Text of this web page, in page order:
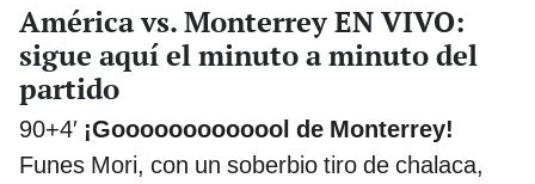
América vs. Monterrey EN VIVO:
sigue aquí el minuto a minuto del
partido
90+4′ ¡Gooooooooooool de Monterrey!
Funes Mori, con un soberbio tiro de chalaca,